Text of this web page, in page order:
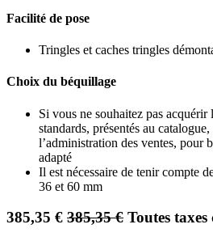
Facilité de pose
Tringles et caches tringles
Choix du béquillage
Si vous ne souhaitez pas acquérir
standards, présentés au
l’administration des ventes, pour
adapté
Il est nécessaire de tenir compte
36 et 60 mm
385,35 € 385,35€ Toutes taxes